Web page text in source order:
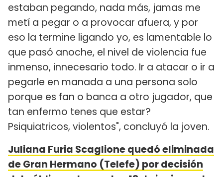
estaban pegando, nada más, jamas me
metí a pegar o a provocar afuera, y por
eso la termine ligando yo, es lamentable lo
que pasó anoche, el nivel de violencia fue
inmenso, innecesario todo. Ir a atacar o ir a
pegarle en manada a una persona solo
porque es fan o banca a otro jugador, que
tan enfermo tenes que estar?
Psiquiatricos, violentos", concluyó la joven.
Juliana Furia Scaglione quedó eliminada
de Gran Hermano (Telefe) por decisión